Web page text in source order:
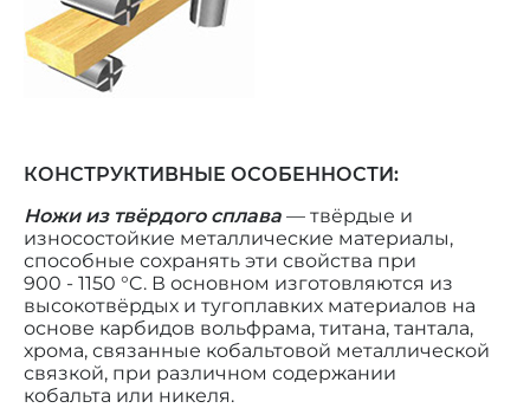
КОНСТРУКТИВНЫЕ ОСОБЕННОСТИ:
Ножи из твёрдого сплава — твёрдые и
износостойкие металлические материалы,
способные сохранять эти свойства при
900 - 1150 °C. В основном изготовляются из
высокотвёрдых и тугоплавких материалов на
основе карбидов вольфрама, титана, тантала,
хрома, связанные кобальтовой металлической
связкой, при различном содержании
кобальта или никеля.